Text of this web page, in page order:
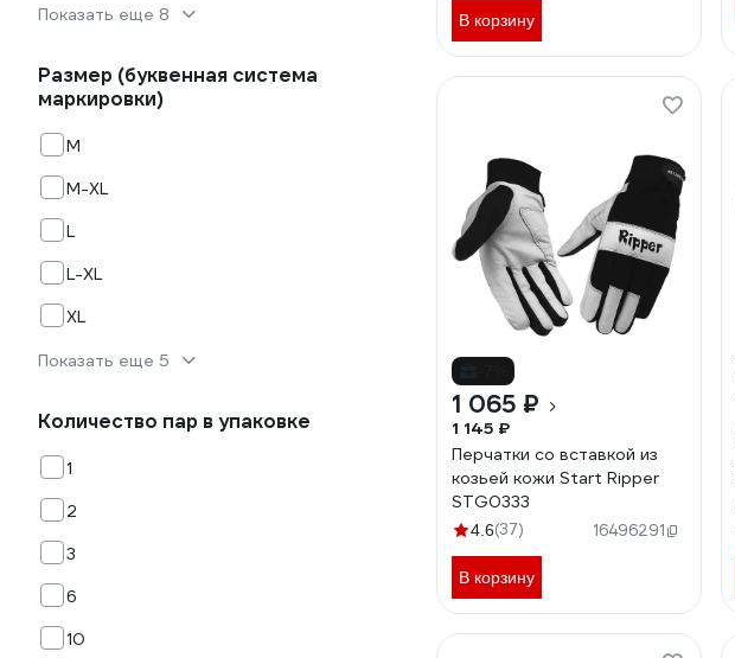
Показать еще 8
Размер (буквенная система
маркировки)
M
M-XL
L
L-XL
XL
Показать еще 5
Количество пар в упаковке
1
2
3
6
10
В корзину
1 065 ₽
1 145 ₽
Перчатки со вставкой из
козьей кожи Start Ripper
STG0333
4.6(37) 16496291
В корзину